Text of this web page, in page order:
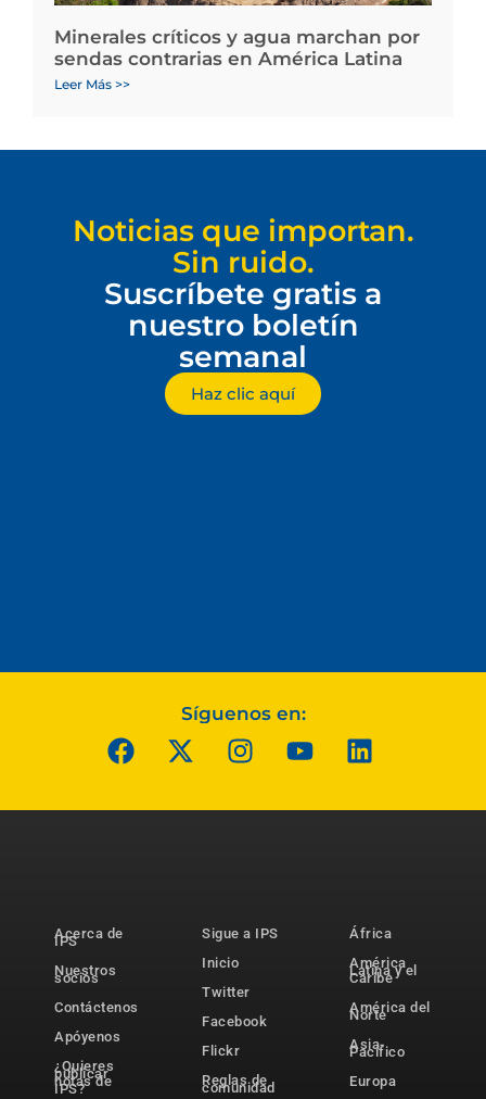
Minerales críticos y agua marchan por
sendas contrarias en América Latina
Leer Más >>
Noticias que importan.
Sin ruido.
Suscríbete gratis a
nuestro boletín
semanal
Haz clic aquí
Síguenos en:
Acerca de
IPS
Nuestros
socios
Contáctenos
Apóyenos
¿Quieres
publicar
notas de
IPS?
Sigue a IPS
Inicio
Twitter
Facebook
Flickr
Reglas de
comunidad
África
América
Latina y el
Caribe
América del
Norte
Asia-
Pacífico
Europa